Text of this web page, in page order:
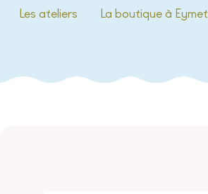
Les ateliers La boutique à Eymet